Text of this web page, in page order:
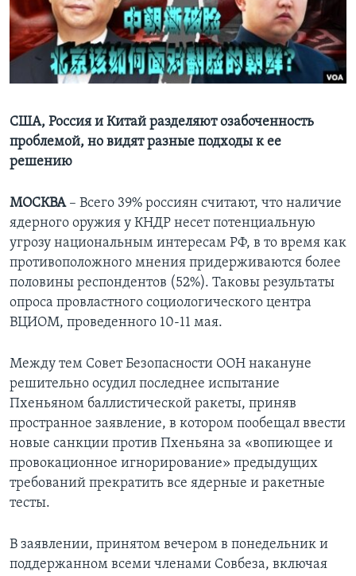
Learning English
СОЦИАЛЬНЫЕ СЕТИ
Языки
США, Россия и Китай разделяют озабоченность
проблемой, но видят разные подходы к ее
решению
МОСКВА– Всего 39% россиян считают, что наличие
ядерного оружия у КНДР несет потенциальную
угрозу национальным интересам РФ, в то время как
противоположного мнения придерживаются более
половины респондентов (52%). Таковы результаты
опроса провластного социологического центра
ВЦИОМ, проведенного 10-11 мая.
Между тем Совет Безопасности ООН накануне
решительно осудил последнее испытание
Пхеньяном баллистической ракеты, приняв
пространное заявление, в котором пообещал ввести
новые санкции против Пхеньяна за «вопиющее и
провокационное игнорирование» предыдущих
требований прекратить все ядерные и ракетные
тесты.
В заявлении, принятом вечером в понедельник и
поддержанном всеми членами Совбеза, включая